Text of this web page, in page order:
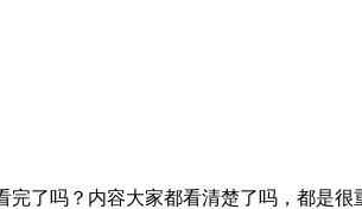
吗？内容大家都看清楚了吗，都是很